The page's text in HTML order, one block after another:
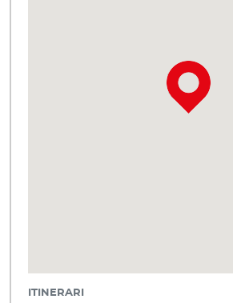
ITINERARI